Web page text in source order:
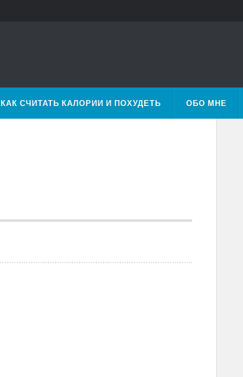
КАК СЧИТАТЬ КАЛОРИИ И ПОХУДЕТЬ ОБО МНЕ